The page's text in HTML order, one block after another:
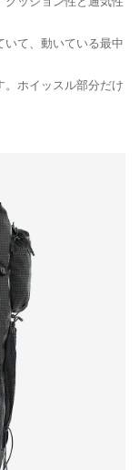
いて、動いている最中
。ホイッスル部分だけ